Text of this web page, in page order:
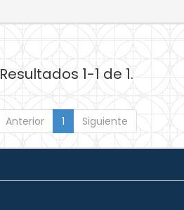
Resultados 1-1 de 1.
Anterior 1 Siguiente